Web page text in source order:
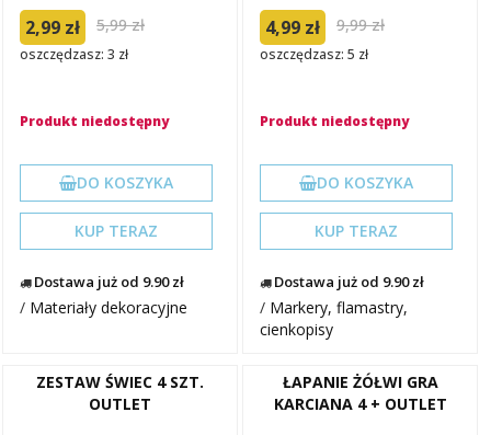
2,99 zł 5,99 zł
oszczędzasz: 3 zł
Produkt niedostępny
DO KOSZYKA
KUP TERAZ
Dostawa już od 9.90 zł
/ Materiały dekoracyjne
4,99 zł 9,99 zł
oszczędzasz: 5 zł
Produkt niedostępny
DO KOSZYKA
KUP TERAZ
Dostawa już od 9.90 zł
/ Markery, flamastry,
cienkopisy
ZESTAW ŚWIEC 4 SZT.
OUTLET
ŁAPANIE ŻÓŁWI GRA
KARCIANA 4 + OUTLET